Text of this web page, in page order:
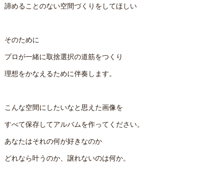
諦めることのない空間づくりをしてほしい
そのために
プロが一緒に取捨選択の道筋をつくり
理想をかなえるために伴奏します。
こんな空間にしたいなと思えた画像を
すべて保存してアルバムを作ってください。
あなたはそれの何が好きなのか
どれなら叶うのか、譲れないのは何か。